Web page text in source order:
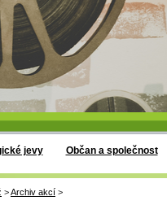
jevy Občan a společnost
>Archiv akcí >